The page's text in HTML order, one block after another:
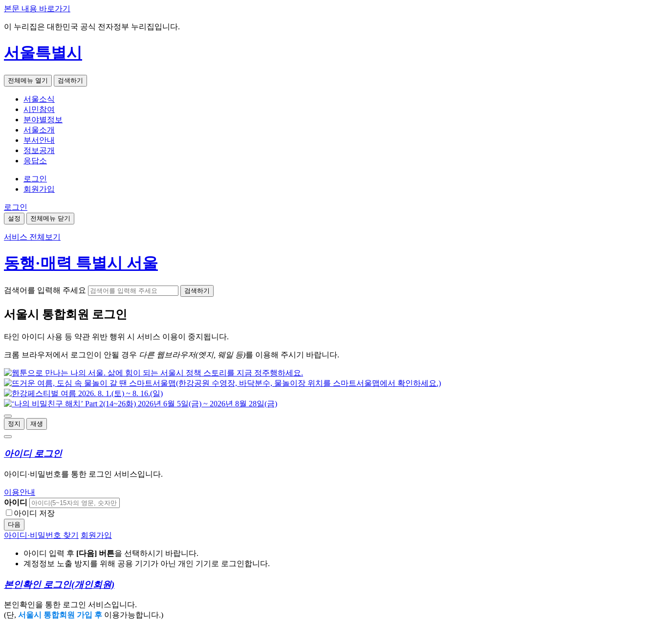
본문 내용 바로가기
이 누리집은 대한민국 공식 전자정부 누리집입니다.
서울특별시
전체메뉴 열기 검색하기
서울소식
시민참여
분야별정보
서울소개
부서안내
정보공개
응답소
로그인
회원가입
로그인
설정 전체메뉴 닫기
서비스 전체보기
동행·매력 특별시 서울
검색어를 입력해 주세요 검색하기
서울시 통합회원 로그인
타인 아이디 사용 등 약관 위반 행위 시 서비스 이용이 중지됩니다.
크롬 브라우저에서 로그인이 안될 경우 다른 웹브라우저(엣지, 웨일 등)를 이용해 주시기 바랍니다.
정지 재생
아이디 로그인
아이디·비밀번호를 통한 로그인 서비스입니다.
이용안내
아이디
아이디 저장
다음
아이디·비밀번호 찾기 회원가입
아이디 입력 후 [다음] 버튼을 선택하시기 바랍니다.
계정정보 노출 방지를 위해 공용 기기가 아닌 개인 기기로 로그인합니다.
본인확인 로그인(개인회원)
본인확인을 통한 로그인 서비스입니다.
(단, 서울시 통합회원 가입 후 이용가능합니다.)